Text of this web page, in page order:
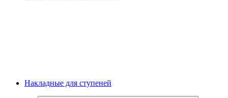
Накладные для ступеней